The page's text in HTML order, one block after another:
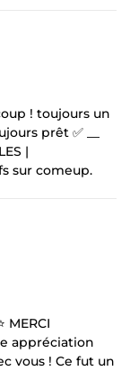
! toujours un
prêt ✅ __
|
sur comeup.
MERCI
appréciation
vous ! Ce fut un